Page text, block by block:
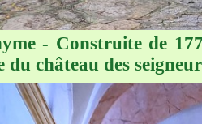
- Construite de
du château des